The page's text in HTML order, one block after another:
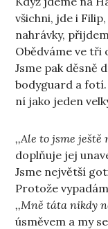
všichni, jde i
nahrávky,
Obědváme ve tři
Jsme pak děsně
bodyguard a
ní jako jeden
,,Ale to jsme ještě
doplňuje jej
Jsme největší
Protože
,,Mně táta nikdy
úsměvem a my